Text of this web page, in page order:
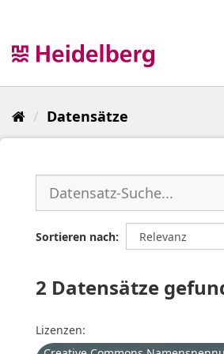
Datensätze
Sortieren nach
2 Datensätze
Lizenzen: